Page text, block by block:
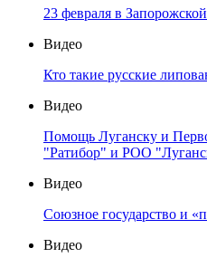
23 февраля в
Видео
Кто такие русские
Видео
Помощь Луганску и
"Ратибор" и РОО
Видео
Союзное государство и
Видео